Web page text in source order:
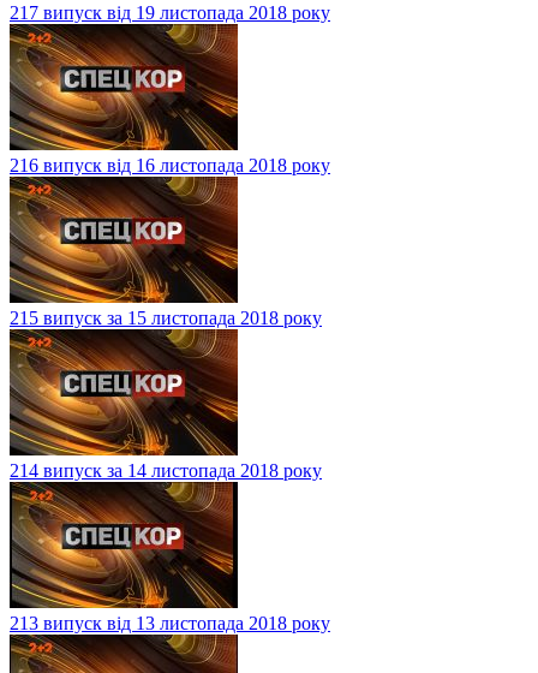
217 випуск від 19 листопада 2018 року
216 випуск від 16 листопада 2018 року
215 випуск за 15 листопада 2018 року
214 випуск за 14 листопада 2018 року
213 випуск від 13 листопада 2018 року